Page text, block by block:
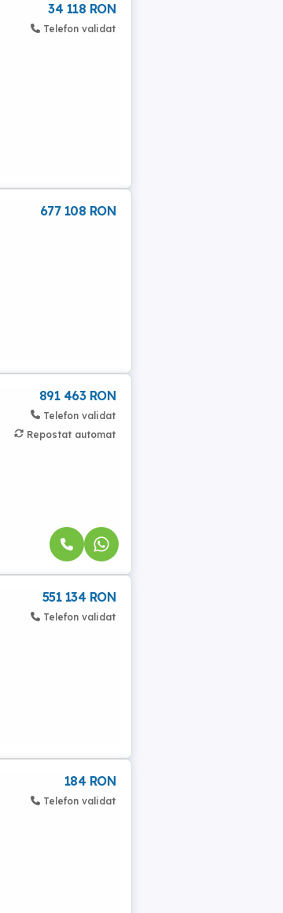
34 118 RON
Telefon validat
677 108 RON
891 463 RON
Telefon validat
Repostat automat
551 134 RON
Telefon validat
184 RON
Telefon validat